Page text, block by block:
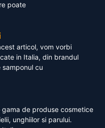
poate
articol, vom vorbi
in Italia, din brandul
samponul cu
de produse cosmetice
unghiilor si parului.